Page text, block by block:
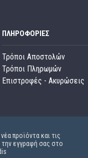
ΠΛΗΡΟΦΟΡΊΕΣ
Τρόποι Αποστολών
Τρόποι Πληρωμών
Επιστροφές - Ακυρώσεις
προϊόντα και τις
εγγραφή σας στο